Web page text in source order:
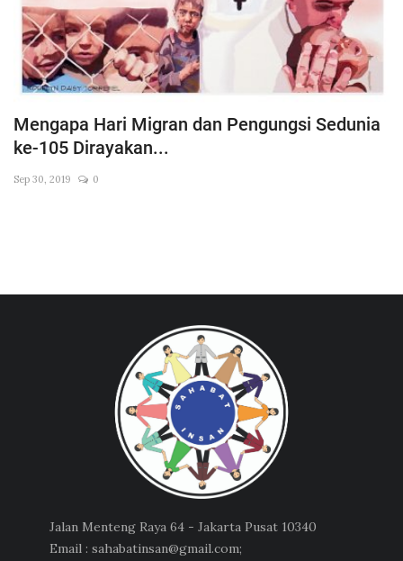
Mengapa Hari Migran dan Pengungsi Sedunia
ke-105 Dirayakan...
Sep 30, 2019 0
Jalan Menteng Raya 64 - Jakarta Pusat 10340
Email : sahabatinsan@gmail.com;